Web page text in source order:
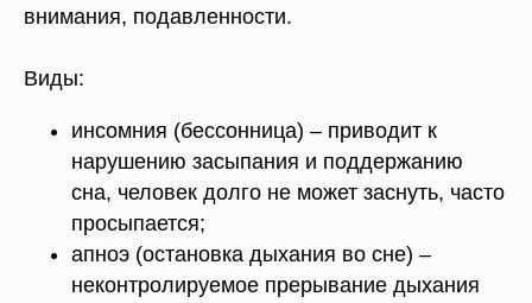
внимания, подавленности.
Виды:
инсомния (бессонница) – приводит к
нарушению засыпания и поддержанию
сна, человек долго не может заснуть, часто
просыпается;
апноэ (остановка дыхания во сне) –
неконтролируемое прерывание дыхания